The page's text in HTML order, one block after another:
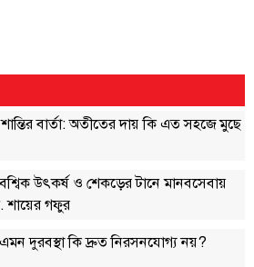
বার্তা: অতীতের দায় কি এত সহজে মুছে
উৎকর্ষ ও শেকড়ের টানে মানবসেবায়
শায়ের গফুর
এমন দুরবস্থা কি দ্রুত নিরসনযোগ্য নয়?